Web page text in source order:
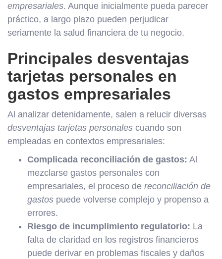
empresariales. Aunque inicialmente pueda parecer
práctico, a largo plazo pueden perjudicar
seriamente la salud financiera de tu negocio.
Principales desventajas
tarjetas personales en
gastos empresariales
Al analizar detenidamente, salen a relucir diversas
desventajas tarjetas personales cuando son
empleadas en contextos empresariales:
Complicada reconciliación de gastos: Al
mezclarse gastos personales con
empresariales, el proceso de reconciliación de
gastos puede volverse complejo y propenso a
errores.
Riesgo de incumplimiento regulatorio: La
falta de claridad en los registros financieros
puede derivar en problemas fiscales y daños